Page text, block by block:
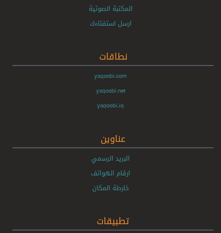
المكتبة الصوتية
ارسل استفتاءك
نطاقات
yaqoobi.com
yaqoobi.net
yaqoobi.iq
عناوين
البريد الرسمي
ارقام الهواتف
خارطة المكان
تطبيقات